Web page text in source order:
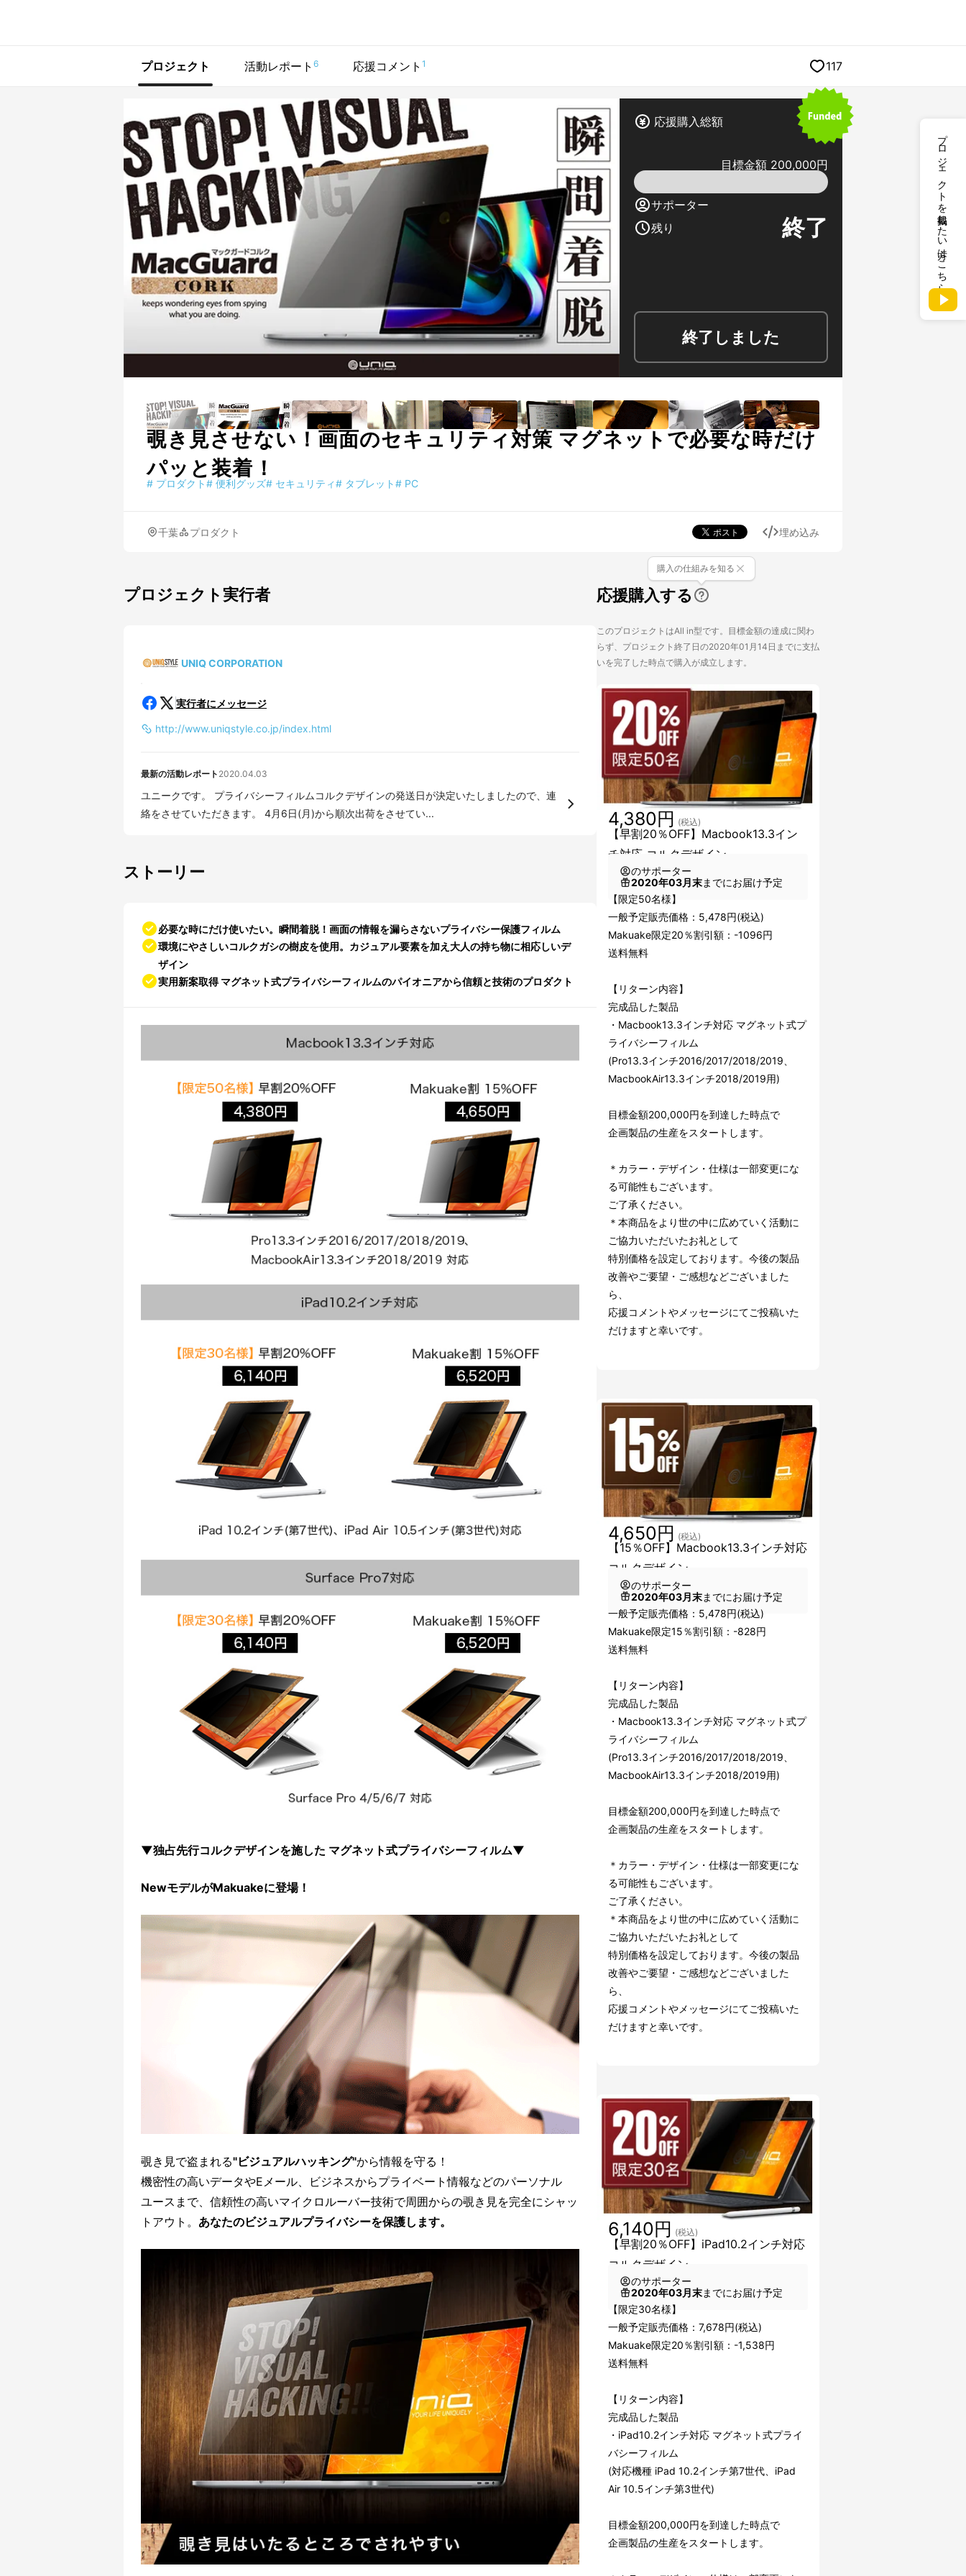
プロジェクトを掲載したい方はこちら
プロジェクト 活動レポート 6 応援コメント 1 117
応援購入総額
目標金額 200,000円
サポーター
残り
終了
終了しました
覗き見させない！画面のセキュリティ対策 マグネットで必要な時だけ
パッと装着！
# プロダクト# 便利グッズ# セキュリティ# タブレット# PC
千葉 プロダクト 埋め込み
プロジェクト実行者
UNIQ CORPORATION
実行者にメッセージ
http://www.uniqstyle.co.jp/index.html
最新の活動レポート 2020.04.03
ユニークです。 プライバシーフィルムコルクデザインの発送日が決定いたしましたので、連
絡をさせていただきます。 4月6日(月)から順次出荷をさせてい...
ストーリー
必要な時にだけ使いたい。瞬間着脱！画面の情報を漏らさないプライバシー保護フィルム
環境にやさしいコルクガシの樹皮を使用。カジュアル要素を加え大人の持ち物に相応しいデ
ザイン
実用新案取得 マグネット式プライバシーフィルムのパイオニアから信頼と技術のプロダクト
▼独占先行コルクデザインを施した マグネット式プライバシーフィルム▼
NewモデルがMakuakeに登場！
覗き見で盗まれる"ビジュアルハッキング"から情報を守る！
機密性の高いデータやEメール、ビジネスからプライベート情報などのパーソナル
ユースまで、信頼性の高いマイクロルーバー技術で周囲からの覗き見を完全にシャッ
トアウト。 あなたのビジュアルプライバシーを保護します。
応援購入する
購入の仕組みを知る
このプロジェクトはAll in型です。目標金額の達成に関わ
らず、プロジェクト終了日の2020年01月14日までに支払
いを完了した時点で購入が成立します。
【早割20％OFF】Macbook13.3イン
チ対応 コルクデザイン
4,380円 (税込)
のサポーター
2020年03月末までにお届け予定
【限定50名様】
一般予定販売価格：5,478円(税込)
Makuake限定20％割引額：-1096円
送料無料
【リターン内容】
完成品した製品
・Macbook13.3インチ対応 マグネット式プ
ライバシーフィルム
(Pro13.3インチ2016/2017/2018/2019、
MacbookAir13.3インチ2018/2019用)
目標金額200,000円を到達した時点で
企画製品の生産をスタートします。
＊カラー・デザイン・仕様は一部変更にな
る可能性もございます。
ご了承ください。
＊本商品をより世の中に広めていく活動に
ご協力いただいたお礼として
特別価格を設定しております。今後の製品
改善やご要望・ご感想などございました
ら、
応援コメントやメッセージにてご投稿いた
だけますと幸いです。
【15％OFF】Macbook13.3インチ対応
コルクデザイン
4,650円 (税込)
のサポーター
2020年03月末までにお届け予定
一般予定販売価格：5,478円(税込)
Makuake限定15％割引額：-828円
送料無料
【リターン内容】
完成品した製品
・Macbook13.3インチ対応 マグネット式プ
ライバシーフィルム
(Pro13.3インチ2016/2017/2018/2019、
MacbookAir13.3インチ2018/2019用)
目標金額200,000円を到達した時点で
企画製品の生産をスタートします。
＊カラー・デザイン・仕様は一部変更にな
る可能性もございます。
ご了承ください。
＊本商品をより世の中に広めていく活動に
ご協力いただいたお礼として
特別価格を設定しております。今後の製品
改善やご要望・ご感想などございました
ら、
応援コメントやメッセージにてご投稿いた
だけますと幸いです。
【早割20％OFF】iPad10.2インチ対応
コルクデザイン
6,140円 (税込)
のサポーター
2020年03月末までにお届け予定
【限定30名様】
一般予定販売価格：7,678円(税込)
Makuake限定20％割引額：-1,538円
送料無料
【リターン内容】
完成品した製品
・iPad10.2インチ対応 マグネット式プライ
バシーフィルム
(対応機種 iPad 10.2インチ第7世代、iPad
Air 10.5インチ第3世代)
目標金額200,000円を到達した時点で
企画製品の生産をスタートします。